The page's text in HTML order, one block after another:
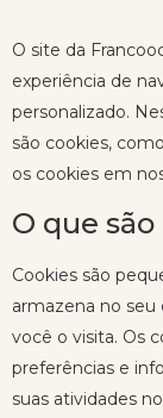
O site da
experiência de
personalizado.
são cookies,
os cookies em
O que
Cookies são
armazena no
você o visita. Os
preferências e
suas atividades